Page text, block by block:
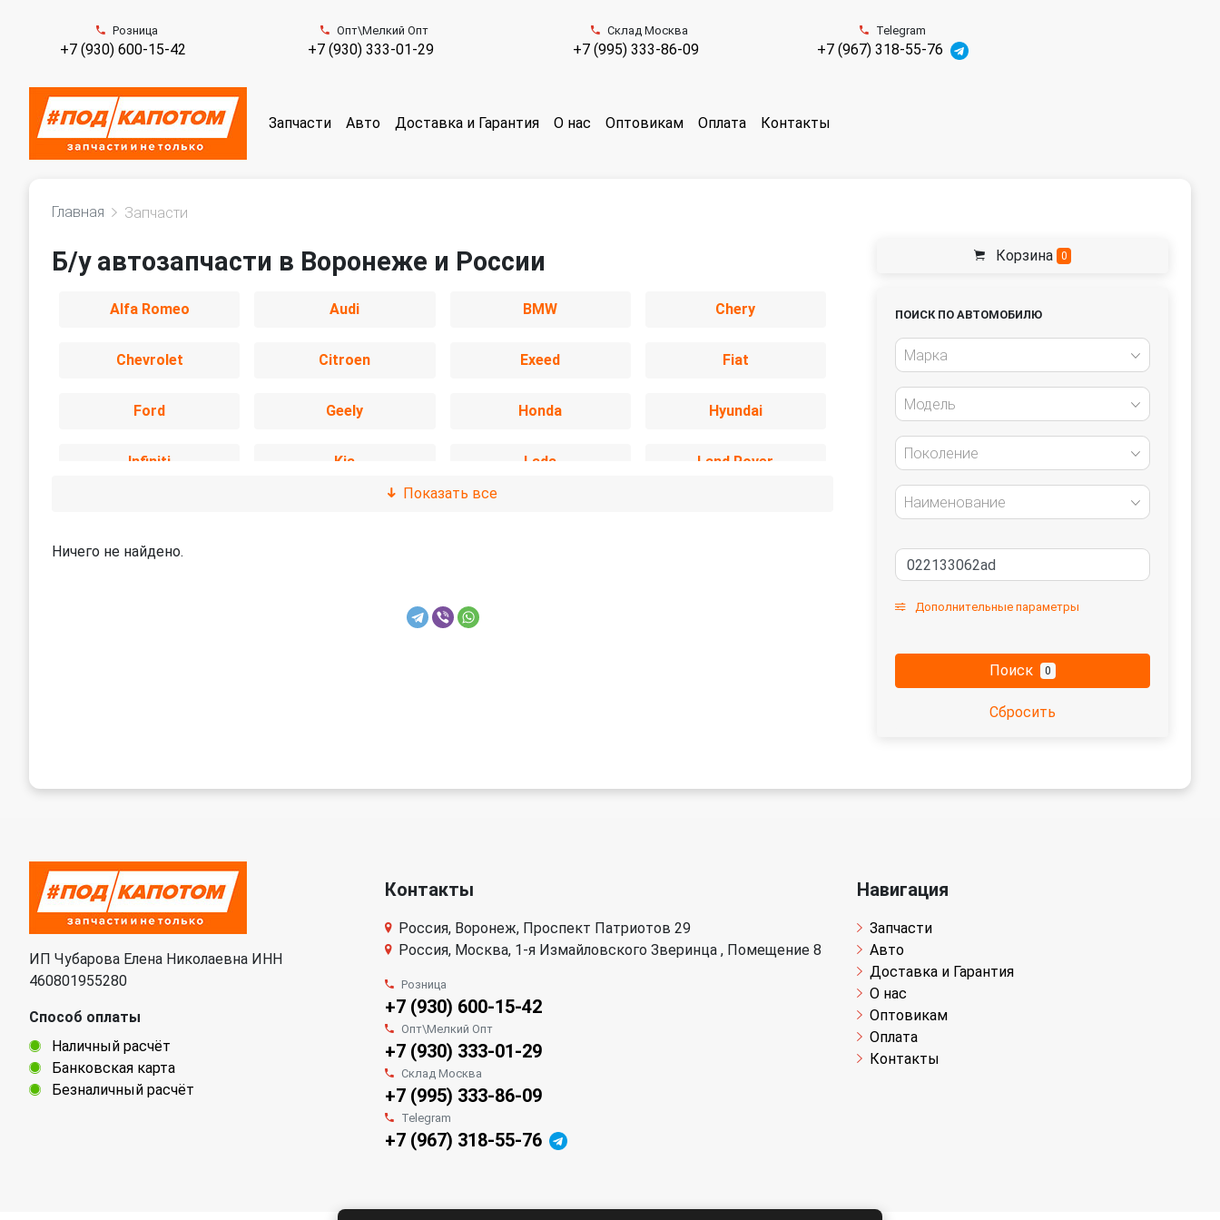
Розница
+7 (930) 600-15-42
Опт\Мелкий Опт
+7 (930) 333-01-29
Склад Москва
+7 (995) 333-86-09
Telegram
+7 (967) 318-55-76
Запчасти Авто Доставка и Гарантия О нас Оптовикам Оплата Контакты
Главная Запчасти
Б/у автозапчасти в Воронеже и России
Alfa Romeo Audi BMW Chery
Chevrolet Citroen Exeed Fiat
Ford Geely Honda Hyundai
Infiniti Kia Lada Land Rover
Nissan
Показать все
Ничего не найдено.
Корзина 0
ПОИСК ПО АВТОМОБИЛЮ
Марка
Модель
Поколение
Наименование
Дополнительные параметры
Поиск 0
Сбросить
ИП Чубарова Елена Николаевна ИНН
460801955280
Способ оплаты
Наличный расчёт
Банковская карта
Безналичный расчёт
Контакты
Россия, Воронеж, Проспект Патриотов 29
Россия, Москва, 1-я Измайловского Зверинца , Помещение 8
Розница
+7 (930) 600-15-42
Опт\Мелкий Опт
+7 (930) 333-01-29
Склад Москва
+7 (995) 333-86-09
Telegram
+7 (967) 318-55-76
Навигация
Запчасти
Авто
Доставка и Гарантия
О нас
Оптовикам
Оплата
Контакты